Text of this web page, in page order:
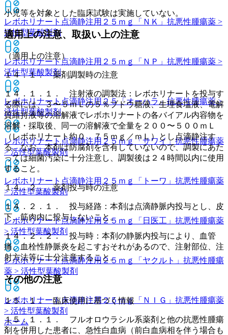
レボホリナート点滴静注用２５ｍｇ「ＮＫ」 抗悪性腫瘍薬 >
活性型葉酸製剤
レボホリナート点滴静注用２５ｍｇ「ＮＰ」 抗悪性腫瘍薬 >
活性型葉酸製剤
レボホリナート点滴静注用２５「オーハラ」抗悪性腫瘍薬 >
活性型葉酸製剤
レボホリナート点滴静注用２５ｍｇ「サワイ」抗悪性腫瘍薬
> 活性型葉酸製剤
レボホリナート点滴静注用２５ｍｇ「トーワ」 抗悪性腫瘍薬
> 活性型葉酸製剤
レボホリナート点滴静注用２５ｍｇ「日医工」 抗悪性腫瘍薬
> 活性型葉酸製剤
レボホリナート点滴静注用２５ｍｇ「ヤクルト」 抗悪性腫瘍
薬 > 活性型葉酸製剤
レボホリナート点滴静注用２５ｍｇ「ＮＩＧ」 抗悪性腫瘍薬
> 活性型葉酸製剤
ホーム
小児等を対象とした臨床試験は実施していない。
適用上の注意、取扱い上の注意
（適用上の注意）
１４．１． 薬剤調製時の注意
１４．１．１． 注射液の調製法：レボホリナートを投与す
る際には、３〜５ｍＬの５％ブドウ糖液、生理食塩液、電解
質維持液等の溶解液でレボホリナートの各バイアル内容物を
溶解・採取後、同一の溶解液で全量を２００〜５００ｍＬ
（レボホリナート約０．７５ｍｇ／ｍＬ）とし点滴静注す
る。なお、本剤は防腐剤を含有していないので、調製にあた
っては細菌汚染に十分注意し、調製後は２４時間以内に使用
すること。
１４．２． 薬剤投与時の注意
１４．２．１． 投与経路：本剤は点滴静脈内投与とし、皮
下、筋肉内に投与しないこと。
１４．２．２． 投与時：本剤の静脈内投与により、血管
痛、血栓性静脈炎を起こすおそれがあるので、注射部位、注
射方法等に十分注意すること。
その他の注意
１５．１． 臨床使用に基づく情報
１５．１．１． フルオロウラシル系薬剤と他の抗悪性腫瘍
剤を併用した患者に、急性白血病（前白血病相を伴う場合も